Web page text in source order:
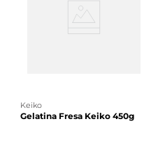
keiko
Gelatina Fresa Keiko 450g